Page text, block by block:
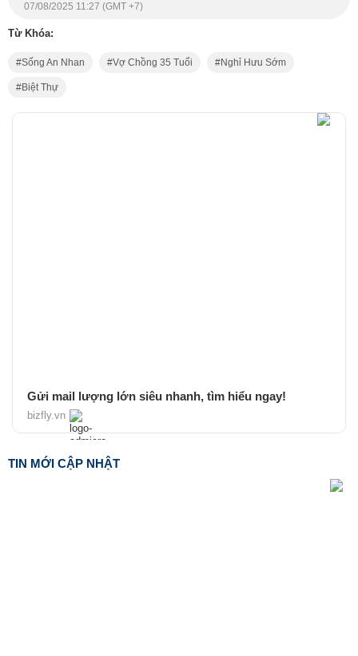
07/08/2025 11:27 (GMT +7)
Từ Khóa:
Sống An Nhan Vợ Chồng 35 Tuổi Nghỉ Hưu Sớm
Biệt Thự
Gửi mail lượng lớn siêu nhanh, tìm hiểu ngay!
bizfly.vn
TIN MỚI CẬP NHẬT